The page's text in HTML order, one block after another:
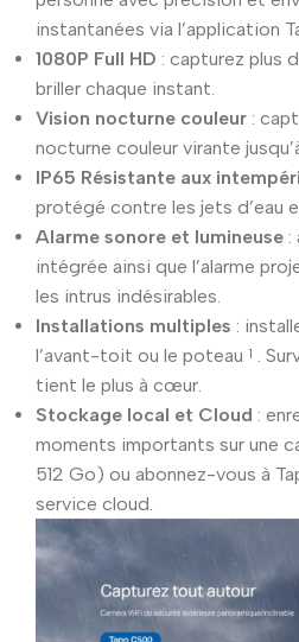
instantanées via l’application
1080P Full HD : capturez plus
briller chaque instant.
Vision nocturne couleur :
nocturne couleur virante
IP65 Résistante aux
protégé contre les jets d’eau
Alarme sonore et lumineuse :
intégrée ainsi que l’alarme
les intrus indésirables.
Installations multiples :
l’avant-toit ou le poteau 1 .
tient le plus à cœur.
Stockage local et Cloud :
moments importants sur une
512 Go) ou abonnez-vous à
service cloud.